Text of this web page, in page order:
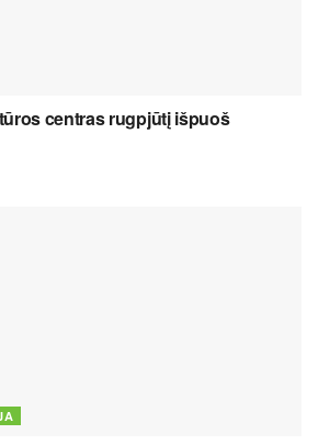
centras rugpjūtį išpuoš